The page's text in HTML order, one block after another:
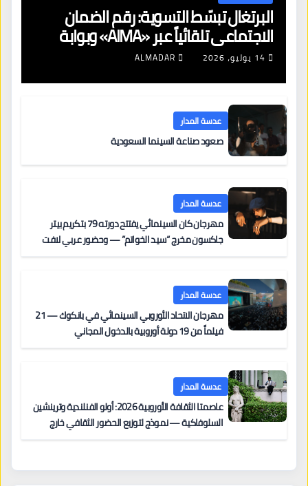
البرتغال تبسّط التسوية: رقم الضمان
الاجتماعي تلقائياً عبر «AIMA» وبوابة
جديدة لتجديد الإقامات
14 يوليو، 2026 ALMADAR
عدسة المدار
صعود صناعة السينما السعودية
عدسة المدار
مهرجان كان السينمائي يفتتح دورته 79 بتكريم بيتر
جاكسون مخرج “سيد الخواتم” — وحضور عربي لافت
عدسة المدار
مهرجان الاتحاد الأوروبي السينمائي في بانكوك — 21
فيلماً من 19 دولة أوروبية بالدخول المجاني
عدسة المدار
عاصمتا الثقافة الأوروبية 2026: أولو الفنلندية وترينشين
السلوفاكية — نموذج لتوزيع الحضور الثقافي خارج